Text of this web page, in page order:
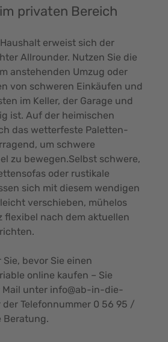
privaten Bereich
erweist sich der
Allrounder. Nutzen Sie die
anstehenden Umzug oder
von schweren Einkäufen und
im Keller, der Garage und
ist. Auf der heimischen
das wetterfeste Paletten-
um schwere
zu bewegen.Selbst schwere,
oder rustikale
sich mit diesem wendigen
verschieben, mühelos
flexibel nach dem aktuellen
bevor Sie einen
online kaufen – Sie
unter info@ab-in-die-
Telefonnummer 0 56 95 /
Beratung.